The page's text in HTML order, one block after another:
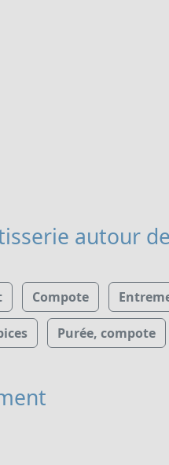
autour
Compote
Purée, compote